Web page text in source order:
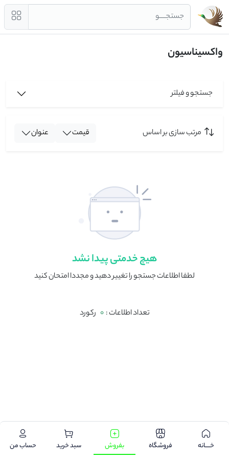
جستجــــو
واکسیناسیون
جستجو و فیلتر
مرتب سازی بر اساس قیمت عنوان
هیچ خدمتی پیدا نشد
لطفا اطلاعات جستجو را تغییر دهید و مجددا امتحان کنید
تعداد اطلاعات : 0 رکورد
خـــــانه فروشگاه بفروش سبد خرید حساب من